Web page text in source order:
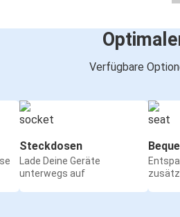
Verfügbare
Steckdosen
Lade Deine Geräte
unterwegs auf